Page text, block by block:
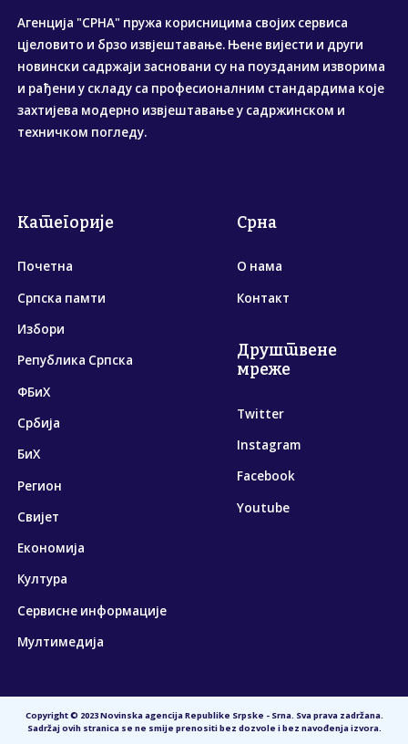
Агенција "СРНА" пружа корисницима својих сервиса
цјеловито и брзо извјештавање. Њене вијести и други
новински садржаји засновани су на поузданим изворима
и рађени у складу са професионалним стандардима које
захтијева модерно извјештавање у садржинском и
техничком погледу.
Категорије
Почетна
Српска памти
Избори
Република Српска
ФБиХ
Србија
БиХ
Регион
Свијет
Економија
Култура
Сервисне информације
Мултимедија
Срна
О нама
Контакт
Друштвене
мреже
Twitter
Instagram
Facebook
Youtube
Copyright © 2023 Novinska agencija Republike Srpske - Srna. Sva prava zadržana.
Sadržaj ovih stranica se ne smije prenositi bez dozvole i bez navođenja izvora.